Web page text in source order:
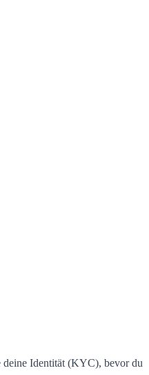
deine Identität (KYC), bevor du